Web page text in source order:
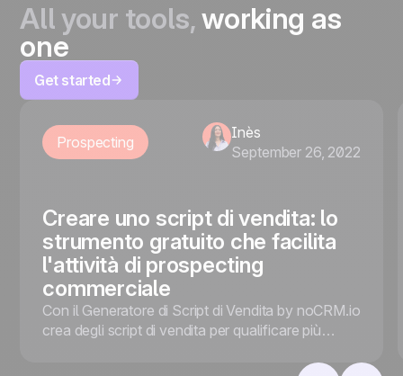
All your tools,working as
one
Get started
Prospecting
Inès
September 26, 2022
Creare uno script di vendita: lo
strumento gratuito che facilita
l'attività di prospecting
commerciale
Con il Generatore di Script di Vendita by noCRM.io
crea degli script di vendita per qualificare più